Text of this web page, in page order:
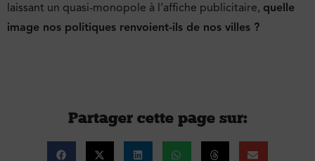
laissant un quasi-monopole à l’affiche publicitaire, quelle
image nos politiques renvoient-ils de nos villes ?
Partager cette page sur :